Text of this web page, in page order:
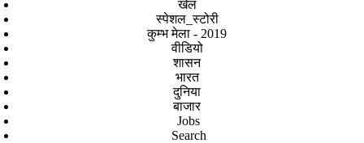
खेल
स्पेशल_स्टोरी
कुम्भ मेला - 2019
वीडियो
शासन
भारत
दुनिया
बाजार
Jobs
Search